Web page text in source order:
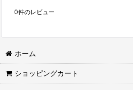
0件のレビュー
ホーム
ショッピングカート